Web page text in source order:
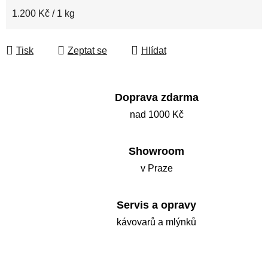
Měrná cena:
1.200 Kč / 1 kg
Tisk Zeptat se Hlídat
Doprava zdarma
nad 1000 Kč
Showroom
v Praze
Servis a opravy
kávovarů a mlýnků